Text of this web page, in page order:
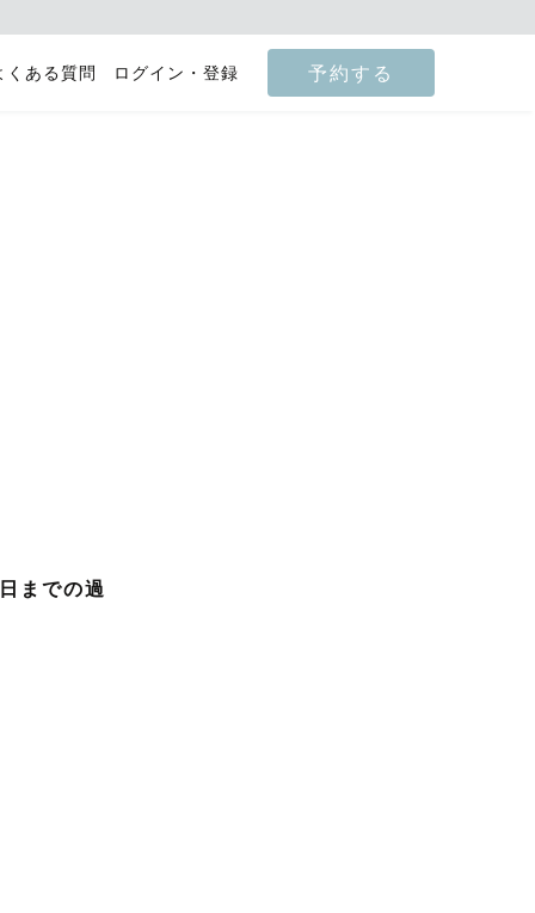
くある質問 ログイン・登録 予約する
までの過